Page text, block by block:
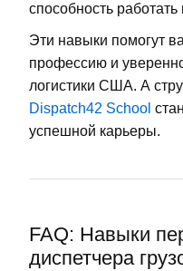
способность
Эти навыки помогут
профессию и
логистики США. А
Dispatch42 School
успешной карьеры.
FAQ: Навыки
диспетчера